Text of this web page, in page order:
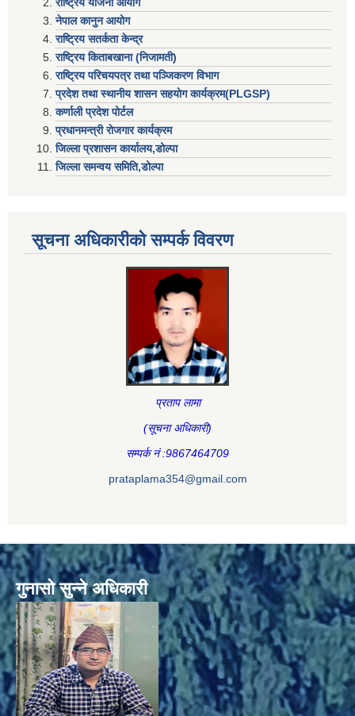
नेपाल कानुन आयोग
राष्ट्रिय सतर्कता केन्द्र
राष्ट्रिय किताबखाना (निजामती)
राष्ट्रिय परिचयपत्र तथा पञ्जिकरण विभाग
प्रदेश तथा स्थानीय शासन सहयाेग कार्यक्रम(PLGSP)
कर्णाली प्रदेश पोर्टल
प्रधानमन्त्री राेजगार कार्यक्रम
जिल्ला प्रशासन कार्यालय,डोल्पा
जिल्ला समन्वय समिति,डोल्प
सूचना अधिकारीकाे सम्पर्क विवरण
प्रताप लामा
(सूचना अधिकारी)
सम्पर्क नं :9867464709
prataplama354@gmail.com
गुनासो सुन्ने अधिकारी